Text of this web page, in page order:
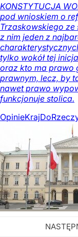
KONSTYTUCJA
pod wnioskiem o
Trzaskowskiego
z nim jeden z
tylko wokół tej
oraz kto ma prawo
prawnym, lecz, by
nawet prawo
funkcjonuje stolica.
OpinieKraj